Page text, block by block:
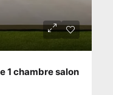
1 chambre salon